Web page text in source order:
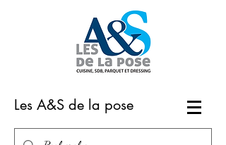
Les A&S de la pose